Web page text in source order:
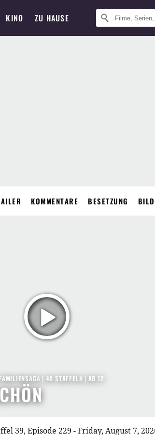
KINO ZU HAUSE
KOMMENTARE BESETZUNG
| 40 STAFFELN | AB 12
39, Episode 229 - Friday, August 7,